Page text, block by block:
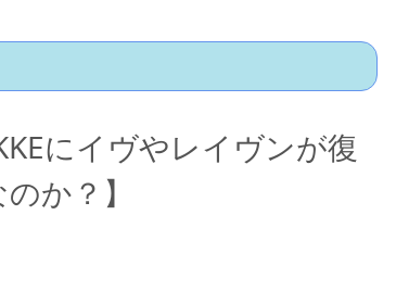
にイヴやレイヴンが復
か？】